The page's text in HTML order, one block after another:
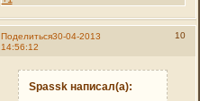
Поделиться 10
30-04-2013
14:56:12
Spassk написал(а):